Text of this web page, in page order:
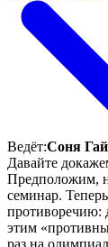
Ведёт:Соня
Давайте
Предположим,
семинар.
противоречию:
этим
раз на